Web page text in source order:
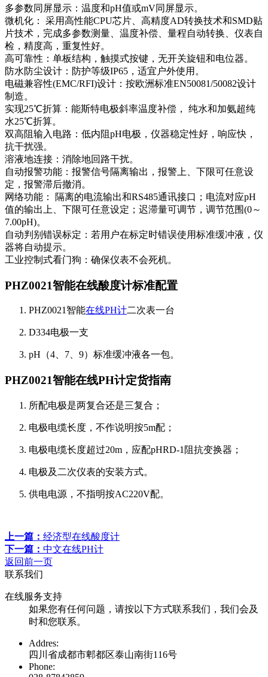
多参数同屏显示：温度和pH值或mV同屏显示。
微机化： 采用高性能CPU芯片、高精度AD转换技术和SMD贴
片技术，完成多参数测量、温度补偿、量程自动转换、仪表自
检，精度高，重复性好。
高可靠性：单板结构，触摸式按键，无开关旋钮和电位器。
防水防尘设计：防护等级IP65，适宜户外使用。
电磁兼容性(EMC/RFI)设计：按欧洲标准EN50081/50082设计
制造。
实现25℃折算：能斯特电极斜率温度补偿， 纯水和加氨超纯
水25℃折算。
双高阻输入电路：低内阻pH电极，仪器稳定性好，响应快，
抗干扰强。
溶液地连接：消除地回路干扰。
自动报警功能：报警信号隔离输出，报警上、下限可任意设
定，报警滞后撤消。
网络功能： 隔离的电流输出和RS485通讯接口；电流对应pH
值的输出上、下限可任意设定；迟滞量可调节，调节范围(0～
7.00pH)。
自动判别错误标定：若用户在标定时错误使用标准缓冲液，仪
器将自动提示。
工业控制式看门狗：确保仪表不会死机。
PHZ0021智能在线酸度计标准配置
PHZ0021智能在线PH计二次表一台
D334电极一支
pH（4、7、9）标准缓冲液各一包。
PHZ0021智能在线PH计定货指南
所配电极是两复合还是三复合；
电极电缆长度，不作说明按5m配；
电极电缆长度超过20m，应配pHRD-1阻抗变换器；
电极及二次仪表的安装方式。
供电电源，不指明按AC220V配。
上一篇： 经济型在线酸度计
下一篇： 中文在线PH计
返回前一页
联系我们
在线服务支持
如果您有任何问题，请按以下方式联系我们，我们会及
时和您联系。
Addres:
四川省成都市郫都区泰山南街116号
Phone: